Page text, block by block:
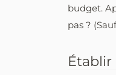
budget.
pas ?